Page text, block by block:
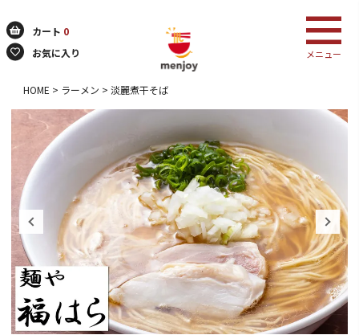
カート 0
お気に入り
メニュー
HOME ラーメン 淡麗煮干そば
検索